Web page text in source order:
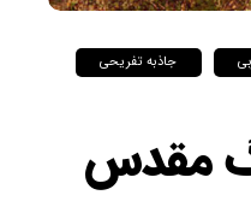
جاذبه تفریحی
مقدس